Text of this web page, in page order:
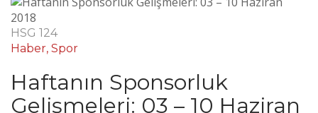
HSG 124
Haber, Spor
Haftanın Sponsorluk
Gelişmeleri: 03 – 10 Haziran